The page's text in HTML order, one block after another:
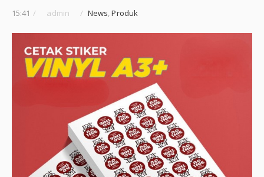
15:41 / admin / News,Produk